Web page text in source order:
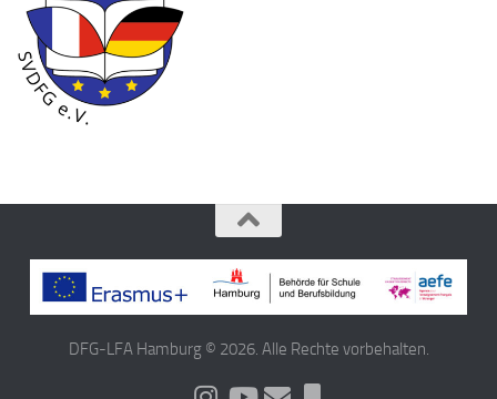
DFG-LFA Hamburg © 2026. Alle Rechte vorbehalten.